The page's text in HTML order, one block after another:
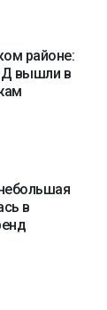
районе:
вышли в
в